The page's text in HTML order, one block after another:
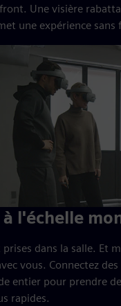
Une visière
une expérience sans
l'échelle
prises dans la salle. Et
vous. Connectez des
entier pour prendre
rapides.